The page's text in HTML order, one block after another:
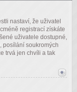
nastaví, že uživatel
registrací získáte
uživatele dostupné,
posílání soukromých
trvá jen chvíli a tak